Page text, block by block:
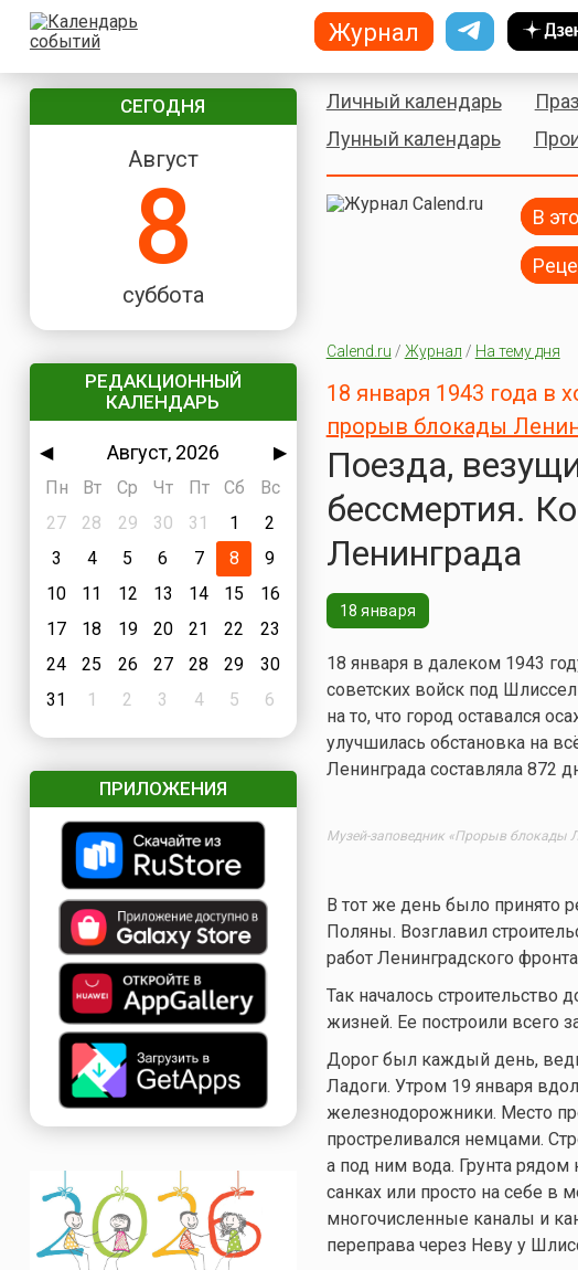
СЕГОДНЯ
Август
8
суббота
РЕДАКЦИОННЫЙ
КАЛЕНДАРЬ
◀ Август, 2026
▶
Пн
Вт Ср Чт Пт Сб
Вс
27
28 29 30 31 1
2
3
4 5 6 7 8
9
10
11 12 13 14 15
16
17
18 19 20 21 22
23
24
25 26 27 28 29
30
31
1 2 3 4 5 6
ПРИЛОЖЕНИЯ
Личный календарь
Лунный календарь
В
Calend.ru / Журнал / На тему дня
18 января 1943 года в
прорыв блокады
Поезда,
бессмертия.
Ленинграда
18 января
18 января в далеком 1943
советских войск под
на то, что город оставался
улучшилась обстановка на
Ленинграда составляла 872
Mузeй-зaпoвeдник «Пpopыв блoкaды
В тот же день было принято
Поляны. Возглавил
работ Ленинградского
Так началось строительство
жизней. Ее построили всего
Дорог был каждый день,
Ладоги. Утром 19 января
железнодорожники. Место
простреливался немцами.
а под ним вода. Грунта рядом
санках или просто на себе в
многочисленные каналы и
переправа через Неву у
Журнал